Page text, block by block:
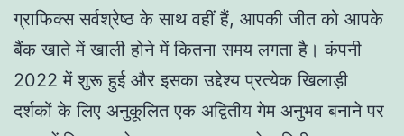
ग्राफिक्स सर्वश्रेष्ठ के साथ वहीं हैं, आपकी जीत को आपके
बैंक खाते में खाली होने में कितना समय लगता है। कंपनी
2022 में शुरू हुई और इसका उद्देश्य प्रत्येक खिलाड़ी
दर्शकों के लिए अनुकूलित एक अद्वितीय गेम अनुभव बनाने पर